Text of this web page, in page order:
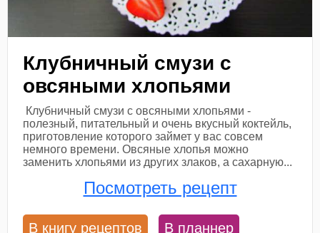
Клубничный смузи с
овсяными хлопьями
Клубничный смузи с овсяными хлопьями -
полезный, питательный и очень вкусный коктейль,
приготовление которого займет у вас совсем
немного времени. Овсяные хлопья можно
заменить хлопьями из других злаков, а сахарную...
Посмотреть рецепт
В книгу рецептов В планнер